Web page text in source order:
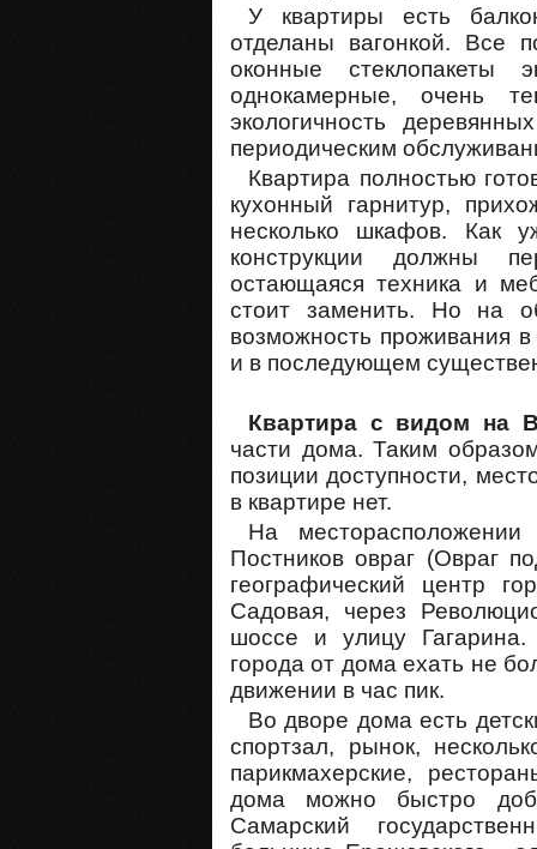
У квартиры есть
отделаны вагонкой. Все
оконные стеклопакеты
однокамерные, очень
экологичность
периодическим
Квартира полностью
кухонный гарнитур,
несколько шкафов. Как
конструкции должны
остающаяся техника и
стоит заменить. Но на
возможность проживания в
и в последующем
Квартира с видом на
части дома. Таким
позиции доступности,
в квартире нет.
На месторасположении
Постников овраг (Овраг
географический центр
Садовая, через
шоссе и улицу
города от дома ехать не
движении в час пик.
Во дворе дома есть
спортзал, рынок,
парикмахерские,
дома можно быстро
Самарский